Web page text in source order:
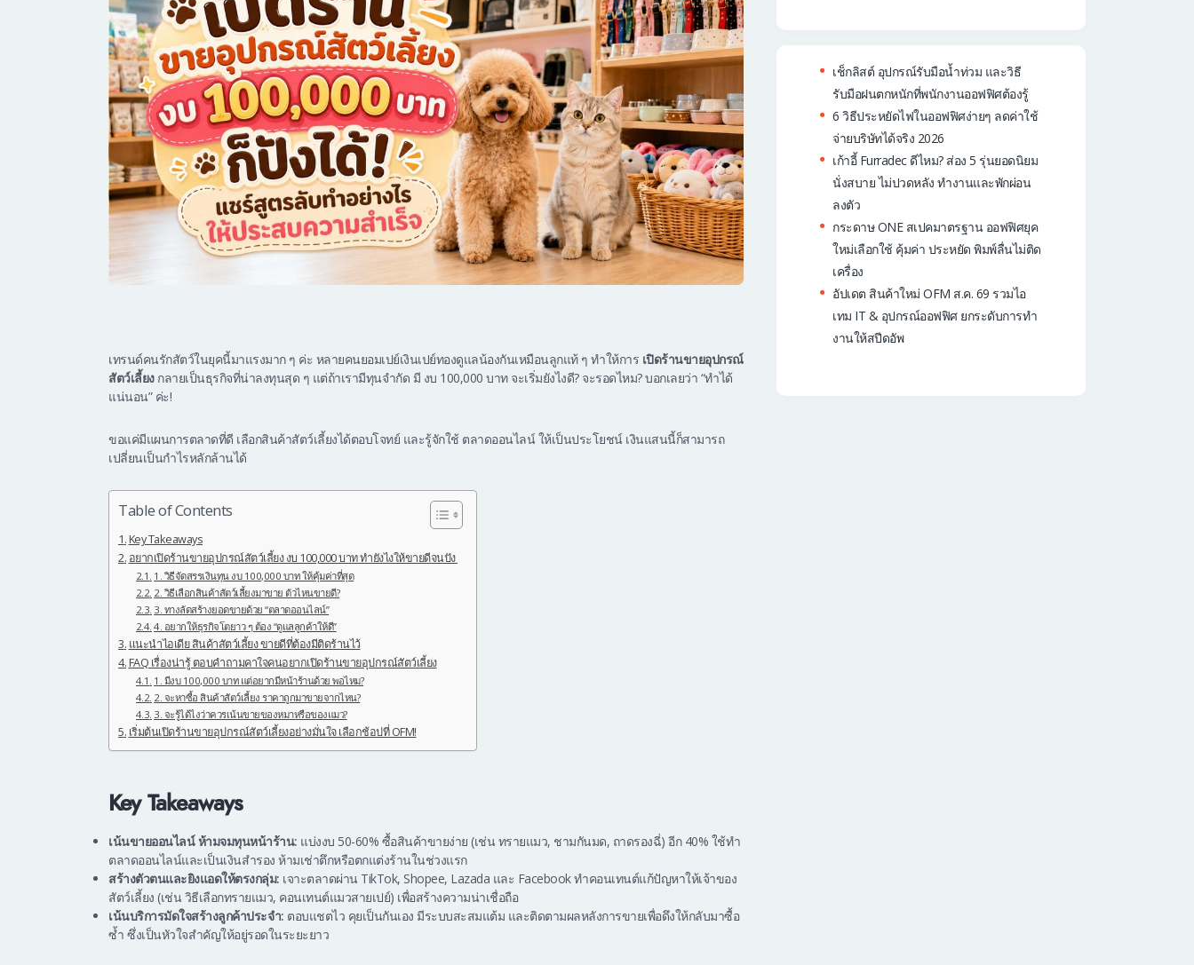
เทรนด์คนรักสัตว์ในยุคนี้มาแรงมาก ๆ ค่ะ หลายคนยอมเปย์เงินเปย์ทองดูแลน้องกันเหมือนลูกแท้ ๆ ทำให้การ เปิดร้านขายอุปกรณ์
สัตว์เลี้ยงกลายเป็นธุรกิจที่น่าลงทุนสุด ๆ แต่ถ้าเรามีทุนจำกัด มี งบ 100,000 บาท จะเริ่มยังไงดี? จะรอดไหม? บอกเลยว่า “ทำได้
แน่นอน” ค่ะ!
ขอแค่มีแผนการตลาดที่ดี เลือกสินค้าสัตว์เลี้ยงได้ตอบโจทย์ และรู้จักใช้ ตลาดออนไลน์ ให้เป็นประโยชน์ เงินแสนนี้ก็สามารถ
เปลี่ยนเป็นกำไรหลักล้านได้
Table of Contents
Key Takeaways
อยากเปิดร้านขายอุปกรณ์สัตว์เลี้ยง งบ 100,000 บาท ทำยังไงให้ขายดีจนปัง
1. วิธีจัดสรรเงินทุน งบ 100,000 บาท ให้คุ้มค่าที่สุด
2. วิธีเลือกสินค้าสัตว์เลี้ยงมาขาย ตัวไหนขายดี?
3. ทางลัดสร้างยอดขายด้วย “ตลาดออนไลน์”
4. อยากให้ธุรกิจโตยาว ๆ ต้อง “ดูแลลูกค้าให้ดี”
แนะนำไอเดีย สินค้าสัตว์เลี้ยง ขายดีที่ต้องมีติดร้านไว้
FAQ เรื่องน่ารู้ ตอบคำถามคาใจคนอยากเปิดร้านขายอุปกรณ์สัตว์เลี้ยง
1. มีงบ 100,000 บาท แต่อยากมีหน้าร้านด้วย พอไหม?
2. จะหาซื้อ สินค้าสัตว์เลี้ยง ราคาถูกมาขายจากไหน?
3. จะรู้ได้ไงว่าควรเน้นขายของหมาหรือของแมว?
เริ่มต้นเปิดร้านขายอุปกรณ์สัตว์เลี้ยงอย่างมั่นใจ เลือกช้อปที่ OFM!
Key Takeaways
เน้นขายออนไลน์ ห้ามจมทุนหน้าร้าน: แบ่งงบ 50-60% ซื้อสินค้าขายง่าย (เช่น ทรายแมว, ชามกันมด, ถาดรองฉี่) อีก 40% ใช้ทำ
ตลาดออนไลน์และเป็นเงินสำรอง ห้ามเช่าตึกหรือตกแต่งร้านในช่วงแรก
สร้างตัวตนและยิงแอดให้ตรงกลุ่ม: เจาะตลาดผ่าน TikTok, Shopee, Lazada และ Facebook ทำคอนเทนต์แก้ปัญหาให้เจ้าของ
สัตว์เลี้ยง (เช่น วิธีเลือกทรายแมว, คอนเทนต์แมวสายเปย์) เพื่อสร้างความน่าเชื่อถือ
เน้นบริการมัดใจสร้างลูกค้าประจำ: ตอบแชตไว คุยเป็นกันเอง มีระบบสะสมแต้ม และติดตามผลหลังการขายเพื่อดึงให้กลับมาซื้อ
ซ้ำ ซึ่งเป็นหัวใจสำคัญให้อยู่รอดในระยะยาว
เช็กลิสต์ อุปกรณ์รับมือน้ำท่วม และวิธี
รับมือฝนตกหนักที่พนักงานออฟฟิศต้องรู้
6 วิธีประหยัดไฟในออฟฟิศง่ายๆ ลดค่าใช้
จ่ายบริษัทได้จริง 2026
เก้าอี้ Furradec ดีไหม? ส่อง 5 รุ่นยอดนิยม
นั่งสบาย ไม่ปวดหลัง ทำงานและพักผ่อน
ลงตัว
กระดาษ ONE สเปคมาตรฐาน ออฟฟิศยุค
ใหม่เลือกใช้ คุ้มค่า ประหยัด พิมพ์ลื่นไม่ติด
เครื่อง
อัปเดต สินค้าใหม่ OFM ส.ค. 69 รวมไอ
เทม IT & อุปกรณ์ออฟฟิศ ยกระดับการทำ
งานให้สปีดอัพ